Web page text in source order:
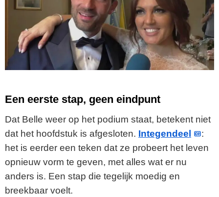
Een eerste stap, geen eindpunt
Dat Belle weer op het podium staat, betekent niet
dat het hoofdstuk is afgesloten. Integendeel
:
het is eerder een teken dat ze probeert het leven
opnieuw vorm te geven, met alles wat er nu
anders is. Een stap die tegelijk moedig en
breekbaar voelt.